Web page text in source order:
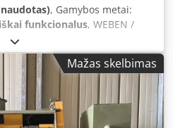
, Gamybos metai:
funkcionalus, WEBEN /
Robot, Conveyor, and
WEBEN / CEEVER
handling downstream from
washing, drying, and
system is an automated
parts from an
Mažas skelbimas